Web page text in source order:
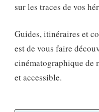
sur les traces de vos
Guides, itinéraires et
est de vous faire
cinématographique de
et accessible.